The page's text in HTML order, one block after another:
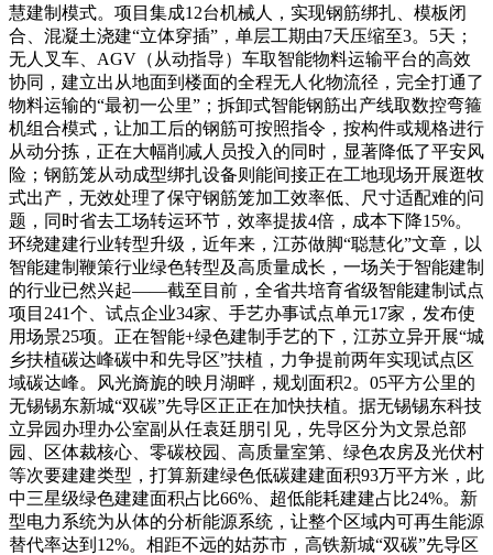
慧建制模式。项目集成12台机械人，实现钢筋绑扎、模板闭
合、混凝土浇建“立体穿插”，单层工期由7天压缩至3。5天；
无人叉车、AGV（从动指导）车取智能物料运输平台的高效
协同，建立出从地面到楼面的全程无人化物流径，完全打通了
物料运输的“最初一公里”；拆卸式智能钢筋出产线取数控弯箍
机组合模式，让加工后的钢筋可按照指令，按构件或规格进行
从动分拣，正在大幅削减人员投入的同时，显著降低了平安风
险；钢筋笼从动成型绑扎设备则能间接正在工地现场开展逛牧
式出产，无效处理了保守钢筋笼加工效率低、尺寸适配难的问
题，同时省去工场转运环节，效率提拔4倍，成本下降15%。
环绕建建行业转型升级，近年来，江苏做脚“聪慧化”文章，以
智能建制鞭策行业绿色转型及高质量成长，一场关于智能建制
的行业已然兴起——截至目前，全省共培育省级智能建制试点
项目241个、试点企业34家、手艺办事试点单元17家，发布使
用场景25项。正在智能+绿色建制手艺的下，江苏立异开展“城
乡扶植碳达峰碳中和先导区”扶植，力争提前两年实现试点区
域碳达峰。风光旖旎的映月湖畔，规划面积2。05平方公里的
无锡锡东新城“双碳”先导区正正在加快扶植。据无锡锡东科技
立异园办理办公室副从任袁廷朋引见，先导区分为文景总部
园、区体裁核心、零碳校园、高质量室第、绿色农房及光伏村
等次要建建类型，打算新建绿色低碳建建面积93万平方米，此
中三星级绿色建建面积占比66%、超低能耗建建占比24%。新
型电力系统为从体的分析能源系统，让整个区域内可再生能源
替代率达到12%。相距不远的姑苏市，高铁新城“双碳”先导区